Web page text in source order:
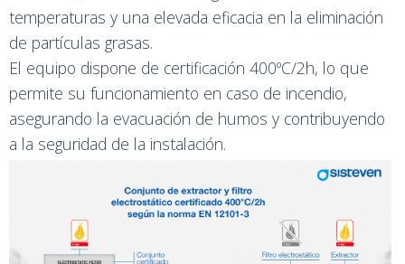
temperaturas y una elevada eficacia en la eliminación
de partículas grasas.
El equipo dispone de certificación 400ºC/2h, lo que
permite su funcionamiento en caso de incendio,
asegurando la evacuación de humos y contribuyendo
a la seguridad de la instalación.